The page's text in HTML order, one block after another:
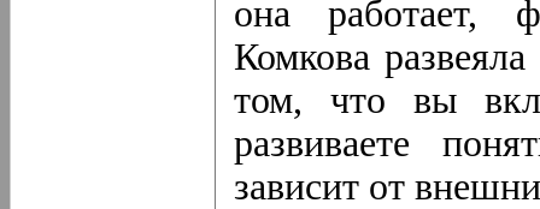
она работает,
Комкова
том, что вы
развиваете
зависит от